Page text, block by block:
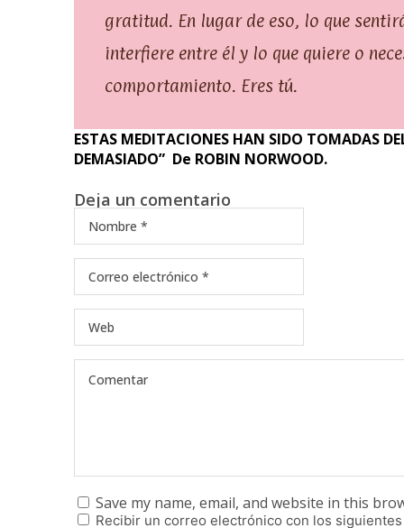
gratitud. En lugar de eso, lo que
interfiere entre él y lo que quiere o
comportamiento. Eres tú.
ESTAS MEDITACIONES HAN SIDO TOMADAS
DEMASIADO” De ROBIN NORWOOD.
Deja un comentario
Save my name, email, and website in this
Recibir un correo electrónico con los